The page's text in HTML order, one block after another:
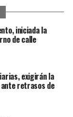
iniciada la
de calle
exigirán la
retrasos de